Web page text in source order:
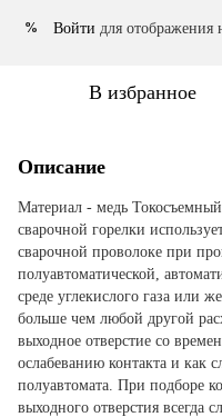
% Войти для отображения
В избранное
Описание
Материал - медь
сварочной горелки
сварочной проволоке при
полуавтоматической,
среде углекислого газа или
больше чем любой другой
выходное отверстие со
ослабеванию контакта и как
полуавтомата. При подборе
выходного отверстия всегда